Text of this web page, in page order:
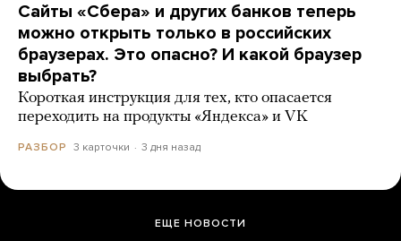
Сайты «Сбера» и других банков теперь
можно открыть только в российских
браузерах. Это опасно? И какой браузер
выбрать?
Короткая инструкция для тех, кто опасается
переходить на продукты «Яндекса» и VK
РАЗБОР 3 карточки 3 дня назад
ЕЩЕ НОВОСТИ